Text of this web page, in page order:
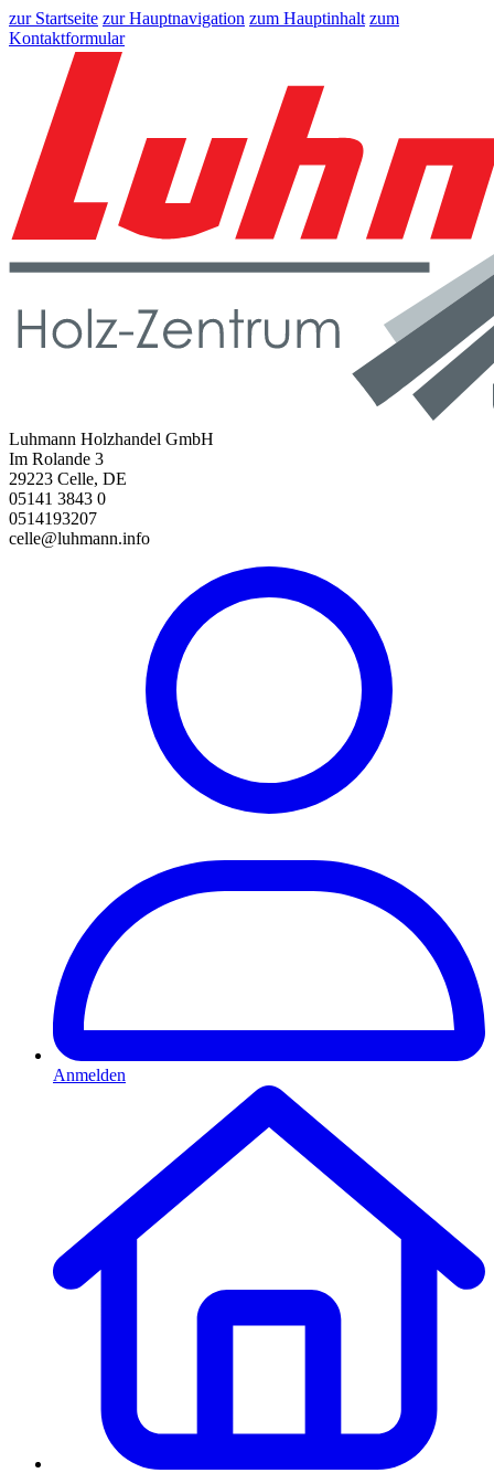
zur Startseite zur Hauptnavigation zum Hauptinhalt zum
Kontaktformular
Luhmann Holzhandel GmbH
Im Rolande 3
29223 Celle, DE
05141 3843 0
0514193207
celle@luhmann.info
Anmelden